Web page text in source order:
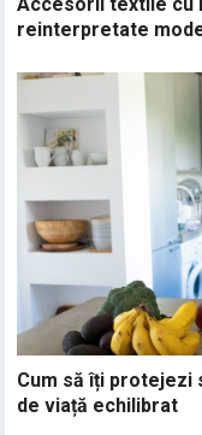
Accesorii textile cu
reinterpretate
Cum să îți protejezi
de viață echilibrat